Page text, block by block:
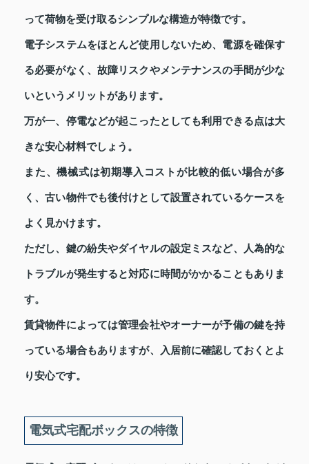
って荷物を受け取るシンプルな構造が特徴です。
電子システムをほとんど使用しないため、電源を確保す
る必要がなく、故障リスクやメンテナンスの手間が少な
いというメリットがあります。
万が一、停電などが起こったとしても利用できる点は大
きな安心材料でしょう。
また、機械式は初期導入コストが比較的低い場合が多
く、古い物件でも後付けとして設置されているケースを
よく見かけます。
ただし、鍵の紛失やダイヤルの設定ミスなど、人為的な
トラブルが発生すると対応に時間がかかることもありま
す。
賃貸物件によっては管理会社やオーナーが予備の鍵を持
っている場合もありますが、入居前に確認しておくとよ
り安心です。
電気式宅配ボックスの特徴